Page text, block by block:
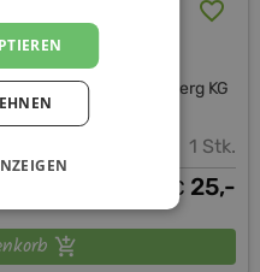
AT)
Sallmannsberg KG
1 Stk.
€ 25,-